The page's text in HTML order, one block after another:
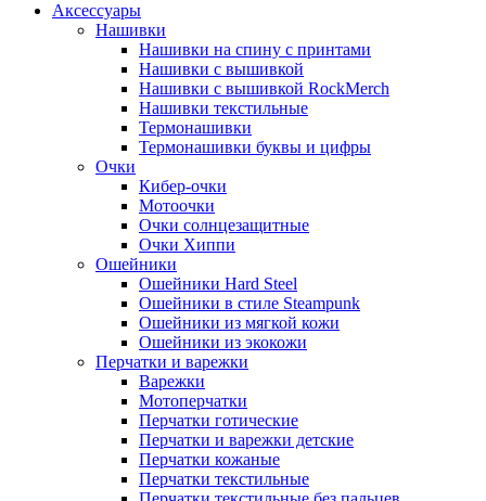
Аксессуары
Нашивки
Нашивки на спину с принтами
Нашивки с вышивкой
Нашивки с вышивкой RockMerch
Нашивки текстильные
Термонашивки
Термонашивки буквы и цифры
Очки
Кибер-очки
Мотоочки
Очки солнцезащитные
Очки Хиппи
Ошейники
Ошейники Hard Steel
Ошейники в стиле Steampunk
Ошейники из мягкой кожи
Ошейники из экокожи
Перчатки и варежки
Варежки
Мотоперчатки
Перчатки готические
Перчатки и варежки детские
Перчатки кожаные
Перчатки текстильные